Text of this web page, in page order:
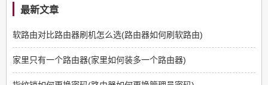
最新文章
软路由对比路由器刷机怎么选(路由器如何刷软路由)
家里只有一个路由器(家里如何装多一个路由器)